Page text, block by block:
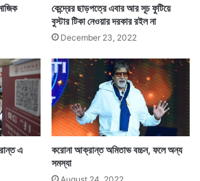
চেয়ে এদিন সুস্থ হয়ে হয়ে ওঠা মানুষের
একদিনে সুস্থ হয়ে উঠেছেন ৩৭ হাজার
হয়ে ওঠা মানুষের সংখ্যা দাঁড়িয়েছে ৩
১৫ জন। সুস্থতার হার বেড়ে দাঁড়িয়েছে
কেন্দ্রের ছাড়পত্রে এবার আর সূচ ফুটিয়ে
বুস্টার টিকা নেওয়ার দরকার রইল না
December 23, 2022
এ
করোনা আক্রান্ত অমিতাভ বচ্চন, ফলে অন্য
সমস্যা